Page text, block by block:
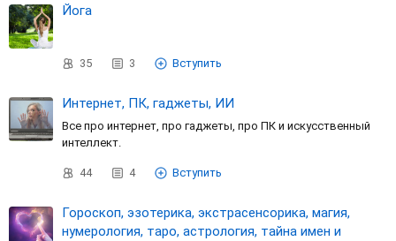
Йога
35 3 Вступить
Интернет, ПК, гаджеты, ИИ
Все про интернет, про гаджеты, про ПК и искусственный
интеллект.
44 4 Вступить
Гороскоп, эзотерика, экстрасенсорика, магия,
нумерология, таро, астрология, тайна имен и